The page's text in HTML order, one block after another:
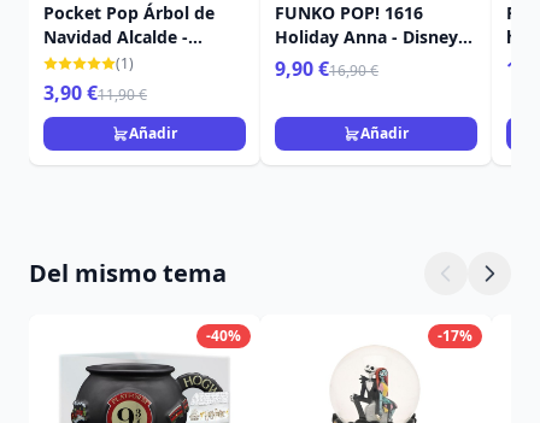
Pocket Pop Árbol de
Navidad Alcalde -
Disney Pesadilla antes
Navidad
(1)
3,90 €11,90 €
Añadir
FUNKO POP! 1616
Holiday Anna - Disney
Princess
9,90 €16,90 €
Añadir
Del mismo tema
-40% -17%